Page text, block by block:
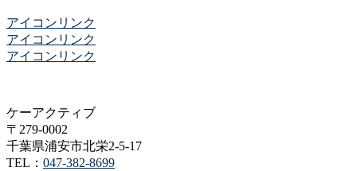
アイコンリンク
アイコンリンク
アイコンリンク
ケーアクティブ
〒279-0002
千葉県浦安市北栄2-5-17
TEL： 047-382-8699